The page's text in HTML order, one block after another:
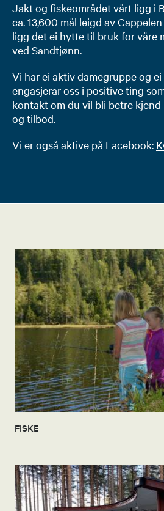
Jakt og fiskeområdet vårt ligg i
ca. 13,600 mål leigd av
ligg det ei hytte til bruk for våre
ved Sandtjønn.
Vi har ei aktiv damegruppe og
engasjerar oss i positive ting
kontakt om du vil bli betre
og tilbod.
Vi er også aktive på Facebook:
FISKE